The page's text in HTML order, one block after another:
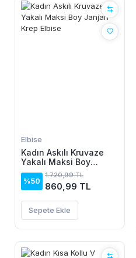
Elbise
Kadın Askılı Kruvaze
Yakalı Maksi Boy
Janjan Krep Elbise
%50
1.720,99 TL
860,99 TL
Sepete Ekle